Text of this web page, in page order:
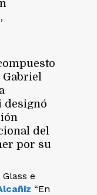
designó
del
por su
e
“En